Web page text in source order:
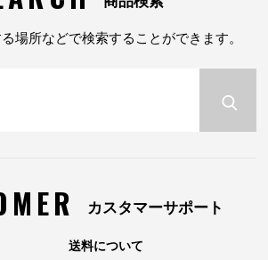
場所などで検索することができます。
カスタマーサポート
送料について